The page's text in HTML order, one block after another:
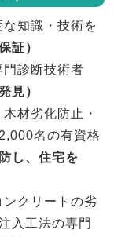
知識・技術を
証）
診断技術者
見）
材劣化防止・
名の有資格
し、住宅を
ンクリートの劣
入工法の専門